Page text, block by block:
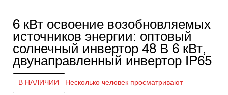
6 кВт освоение возобновляемых
источников энергии: оптовый
солнечный инвертор 48 В 6 кВт,
двунаправленный инвертор IP65
В НАЛИЧИИ Несколько человек просматривают